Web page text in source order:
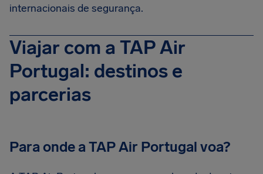
internacionais de segurança.
Viajar com a TAP Air
Portugal: destinos e
parcerias
Para onde a TAP Air Portugal voa?